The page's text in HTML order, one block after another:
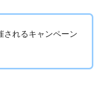
されるキャンペーン